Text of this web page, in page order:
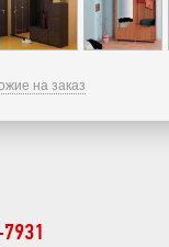
на заказ